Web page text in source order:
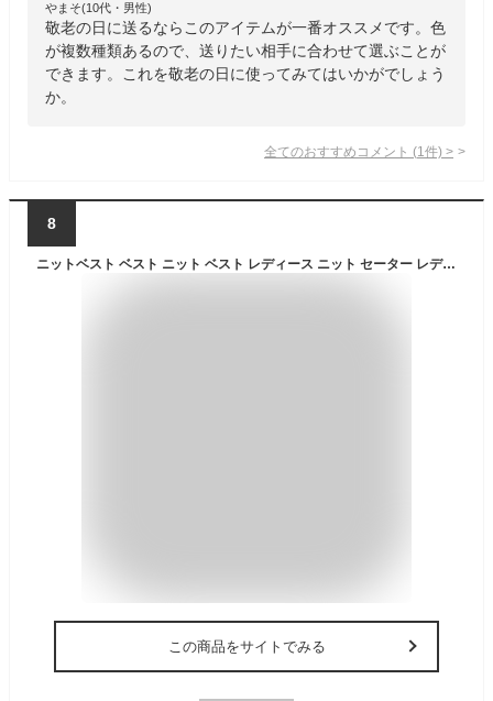
やまそ(10代・男性)
敬老の日に送るならこのアイテムが一番オススメです。色
が複数種類あるので、送りたい相手に合わせて選ぶことが
できます。これを敬老の日に使ってみてはいかがでしょう
か。
全てのおすすめコメント (1 件) >
8
ニットベスト ベスト ニット ベスト レディース ニット セーター レディース ノースリーブ 重ね着 トップス プルオーバー ニットチョッキ Vネック 春 秋 冬 無地 セーター 大人 オフィス 新作 フリー きれいめ 上品 通勤 OL カジュアル レイヤード ホワイト 送料無料
この商品をサイトでみる